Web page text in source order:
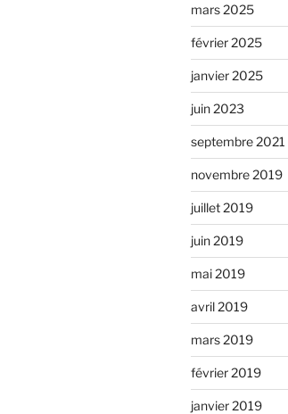
mars 2025
février 2025
janvier 2025
juin 2023
septembre 2021
novembre 2019
juillet 2019
juin 2019
mai 2019
avril 2019
mars 2019
février 2019
janvier 2019